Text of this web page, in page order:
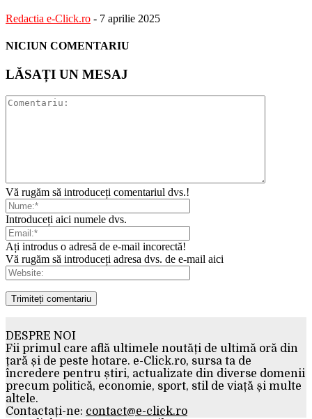
Redactia e-Click.ro - 7 aprilie 2025
NICIUN COMENTARIU
LĂSAȚI UN MESAJ
Vă rugăm să introduceți comentariul dvs.!
Introduceți aici numele dvs.
Ați introdus o adresă de e-mail incorectă!
Vă rugăm să introduceți adresa dvs. de e-mail aici
DESPRE NOI
Fii primul care află ultimele noutăți de ultimă oră din
țară și de peste hotare. e-Click.ro, sursa ta de
încredere pentru știri, actualizate din diverse domenii
precum politică, economie, sport, stil de viață și multe
altele.
Contactați-ne: contact@e-click.ro